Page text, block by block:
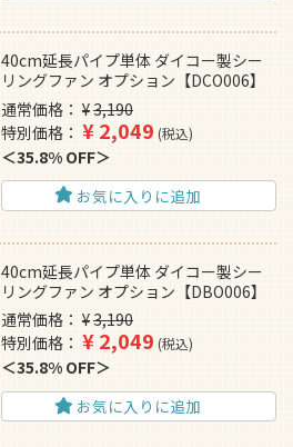
40cm延長パイプ単体 ダイコー製シー
リングファン オプション【DCO006】
通常価格
¥3,190
特別価格
¥2,049 税込
35.8% OFF
お気に入りに追加
40cm延長パイプ単体 ダイコー製シー
リングファン オプション【DBO006】
通常価格
¥3,190
特別価格
¥2,049 税込
35.8% OFF
お気に入りに追加